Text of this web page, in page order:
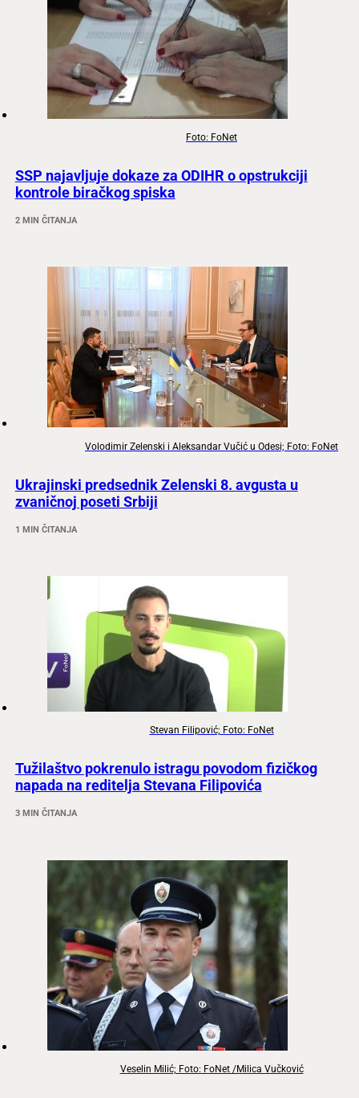
Foto: FoNet
SSP najavljuje dokaze za ODIHR o opstrukciji
kontrole biračkog spiska
2 MIN ČITANJA
Volodimir Zelenski i Aleksandar Vučić u Odesi; Foto: FoNet
Ukrajinski predsednik Zelenski 8. avgusta u
zvaničnoj poseti Srbiji
1 MIN ČITANJA
Stevan Filipović; Foto: FoNet
Tužilaštvo pokrenulo istragu povodom fizičkog
napada na reditelja Stevana Filipovića
3 MIN ČITANJA
Veselin Milić; Foto: FoNet /Milica Vučković